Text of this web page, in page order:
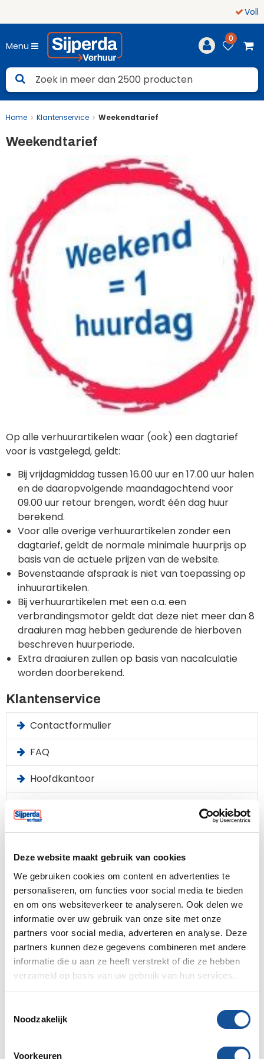
Deze website maakt gebruik van cookies
We gebruiken cookies om content en advertenties te
personaliseren, om functies voor social media te bieden
en om ons websiteverkeer te analyseren. Ook delen we
informatie over uw gebruik van onze site met onze
partners voor social media, adverteren en analyse. Deze
partners kunnen deze gegevens combineren met andere
informatie die u aan ze heeft verstrekt of die ze hebben
verzameld op basis van uw gebruik van hun services.
Noodzakelijk
Voorkeuren
Noord-Nederland
Menu
0
Home Klantenservice Weekendtarief
Weekendtarief
Op alle verhuurartikelen waar (ook) een dagtarief
voor is vastgelegd, geldt:
Bij vrijdagmiddag tussen 16.00 uur en 17.00 uur halen
en de daaropvolgende maandagochtend voor
09.00 uur retour brengen, wordt één dag huur
berekend.
Voor alle overige verhuurartikelen zonder een
dagtarief, geldt de normale minimale huurprijs op
basis van de actuele prijzen van de website.
Bovenstaande afspraak is niet van toepassing op
inhuurartikelen.
Bij verhuurartikelen met een o.a. een
verbrandingsmotor geldt dat deze niet meer dan 8
draaiuren mag hebben gedurende de hierboven
beschreven huurperiode.
Extra draaiuren zullen op basis van nacalculatie
worden doorberekend.
Klantenservice
Contactformulier
FAQ
Hoofdkantoor
Storingen
Transport- en uurtarieven
Rijbewijscalculator
Belangrijk bij huur
Weekendtarief
E-facturatie